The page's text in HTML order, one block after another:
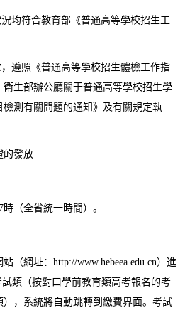
均符合教育部《普通高等學校招生工
遵照《普通高等學校招生體檢工作指
生部辦公廳關于普通高等學校招生學
測有關問題的通知》及有關規定執
的發放
（全省統一時間）。
（網址：http://www.hebeea.edu.cn）進
類（按對口學前教育類高考報名的考
，系統將自動跳轉到繳費界面。考試